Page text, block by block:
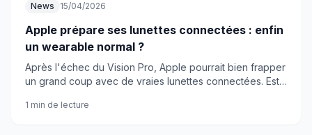
News 15/04/2026
Apple prépare ses lunettes connectées : enfin
un wearable normal ?
Après l'échec du Vision Pro, Apple pourrait bien frapper
un grand coup avec de vraies lunettes connectées. Est-
au quotidien ?
1 min de lecture